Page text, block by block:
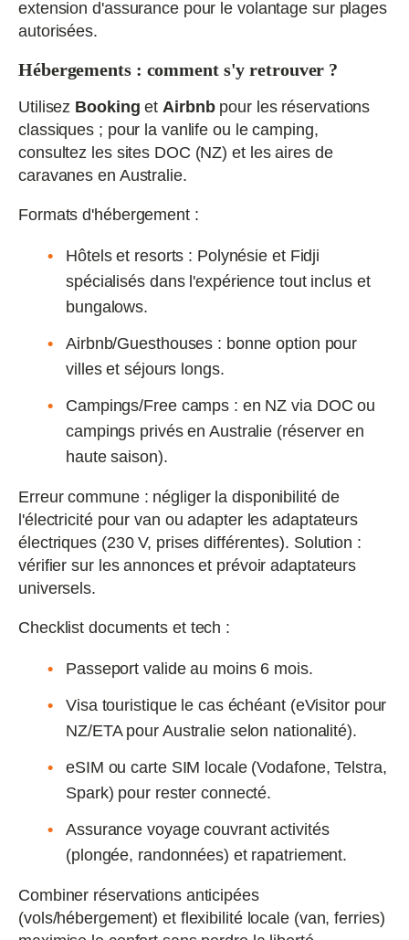
extension d'assurance pour le volantage sur plages
autorisées.
Hébergements : comment s'y retrouver ?
Utilisez Booking etAirbnbpour les réservations
classiques ; pour la vanlife ou le camping,
consultez les sites DOC (NZ) et les aires de
caravanes en Australie.
Formats d'hébergement :
Hôtels et resorts : Polynésie et Fidji
spécialisés dans l'expérience tout inclus et
bungalows.
Airbnb/Guesthouses : bonne option pour
villes et séjours longs.
Campings/Free camps : en NZ via DOC ou
campings privés en Australie (réserver en
haute saison).
Erreur commune : négliger la disponibilité de
l'électricité pour van ou adapter les adaptateurs
électriques (230 V, prises différentes). Solution :
vérifier sur les annonces et prévoir adaptateurs
universels.
Checklist documents et tech :
Passeport valide au moins 6 mois.
Visa touristique le cas échéant (eVisitor pour
NZ/ETA pour Australie selon nationalité).
eSIM ou carte SIM locale (Vodafone, Telstra,
Spark) pour rester connecté.
Assurance voyage couvrant activités
(plongée, randonnées) et rapatriement.
Combiner réservations anticipées
(vols/hébergement) et flexibilité locale (van, ferries)